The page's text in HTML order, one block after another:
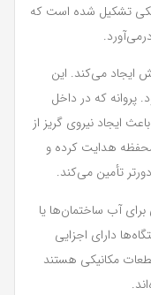
تشکیل شده است که
ایجاد می‌کند. این
که در داخل
ایجاد نیروی گریز از
هدایت کرده و
تأمین می‌کند.
آب ساختمان‌ها یا
دارای اجزایی
مکانیکی هستند